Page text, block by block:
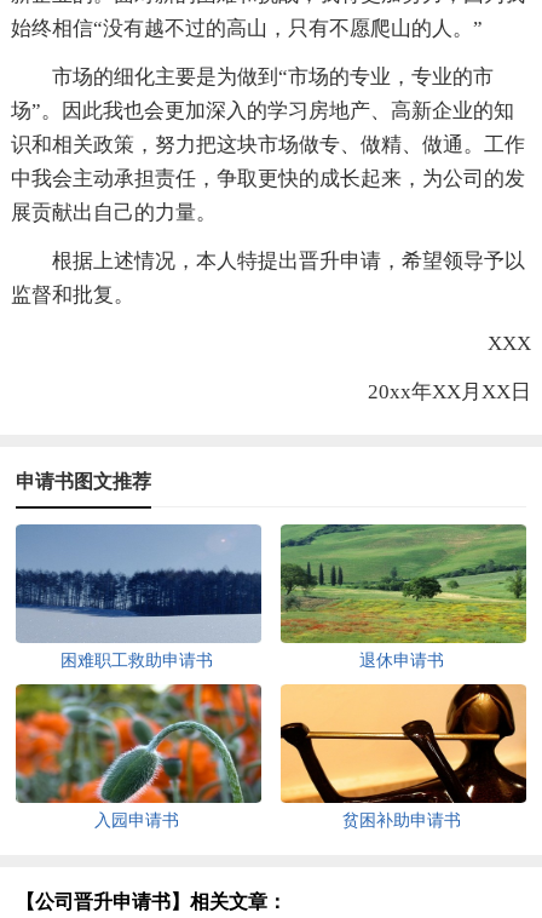
始终相信“没有越不过的高山，只有不愿爬山的人。”
市场的细化主要是为做到“市场的专业，专业的市
场”。因此我也会更加深入的学习房地产、高新企业的知
识和相关政策，努力把这块市场做专、做精、做通。工作
中我会主动承担责任，争取更快的成长起来，为公司的发
展贡献出自己的力量。
根据上述情况，本人特提出晋升申请，希望领导予以
监督和批复。
XXX
20xx年XX月XX日
申请书图文推荐
困难职工救助申请书 退休申请书
入园申请书 贫困补助申请书
【公司晋升申请书】相关文章：